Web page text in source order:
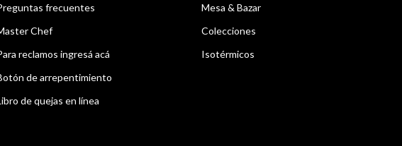
frecuentes
Chef
reclamos ingresá acá
de arrepentimiento
de quejas en línea
Mesa & Bazar
Colecciones
Isotérmicos